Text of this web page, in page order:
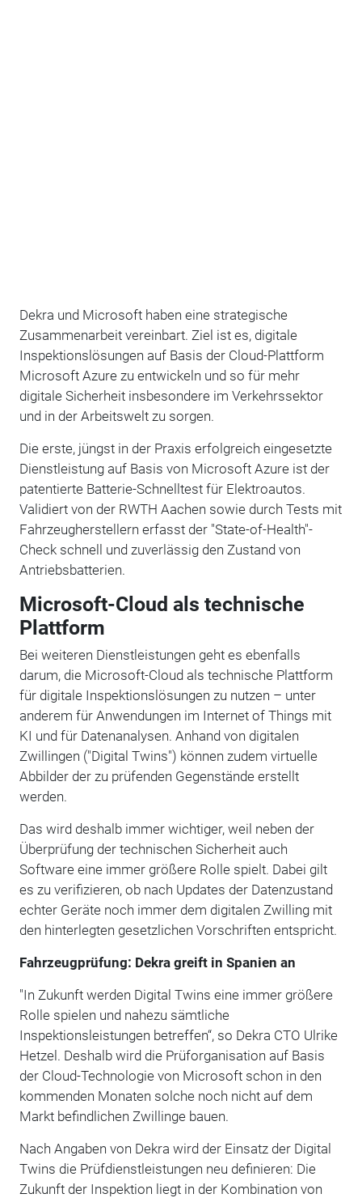
Dekra und Microsoft haben eine strategische
Zusammenarbeit vereinbart. Ziel ist es, digitale
Inspektionslösungen auf Basis der Cloud-Plattform
Microsoft Azure zu entwickeln und so für mehr
digitale Sicherheit insbesondere im Verkehrssektor
und in der Arbeitswelt zu sorgen.
Die erste, jüngst in der Praxis erfolgreich eingesetzte
Dienstleistung auf Basis von Microsoft Azure ist der
patentierte Batterie-Schnelltest für Elektroautos.
Validiert von der RWTH Aachen sowie durch Tests mit
Fahrzeugherstellern erfasst der "State-of-Health"-
Check schnell und zuverlässig den Zustand von
Antriebsbatterien.
Microsoft-Cloud als technische
Plattform
Bei weiteren Dienstleistungen geht es ebenfalls
darum, die Microsoft-Cloud als technische Plattform
für digitale Inspektionslösungen zu nutzen – unter
anderem für Anwendungen im Internet of Things mit
KI und für Datenanalysen. Anhand von digitalen
Zwillingen ("Digital Twins") können zudem virtuelle
Abbilder der zu prüfenden Gegenstände erstellt
werden.
Das wird deshalb immer wichtiger, weil neben der
Überprüfung der technischen Sicherheit auch
Software eine immer größere Rolle spielt. Dabei gilt
es zu verifizieren, ob nach Updates der Datenzustand
echter Geräte noch immer dem digitalen Zwilling mit
den hinterlegten gesetzlichen Vorschriften entspricht.
Fahrzeugprüfung: Dekra greift in Spanien an
"In Zukunft werden Digital Twins eine immer größere
Rolle spielen und nahezu sämtliche
Inspektionsleistungen betreffen“, so Dekra CTO Ulrike
Hetzel. Deshalb wird die Prüforganisation auf Basis
der Cloud-Technologie von Microsoft schon in den
kommenden Monaten solche noch nicht auf dem
Markt befindlichen Zwillinge bauen.
Nach Angaben von Dekra wird der Einsatz der Digital
Twins die Prüfdienstleistungen neu definieren: Die
Zukunft der Inspektion liegt in der Kombination von